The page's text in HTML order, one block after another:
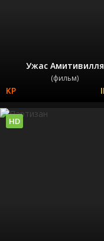
Ужас Амитивилля
(фильм)
HD